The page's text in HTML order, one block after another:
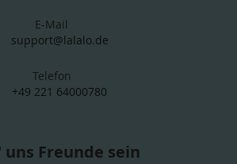
E-Mail
support@lalalo.de
Telefon
+49 221 64000780
uns Freunde sein